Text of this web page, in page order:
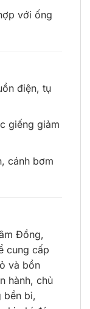
với ống
điện, tụ
giếng giảm
cánh bơm
Đồng,
cung cấp
và bồn
hành, chủ
bền bỉ,